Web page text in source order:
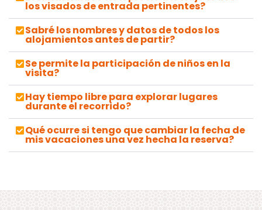
los visados de entrada pertinentes?
Sabré los nombres y datos de todos los
alojamientos antes de partir?
Se permite la participación de niños en la
visita?
Hay tiempo libre para explorar lugares
durante el recorrido?
Qué ocurre si tengo que cambiar la fecha de
mis vacaciones una vez hecha la reserva?